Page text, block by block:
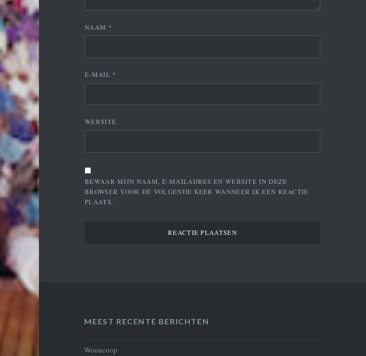
NAAM *
E-MAIL *
WEBSITE
BEWAAR MIJN NAAM, E-MAILADRES EN WEBSITE IN DEZE
BROWSER VOOR DE VOLGENDE KEER WANNEER IK EEN REACTIE
PLAATS.
MEEST RECENTE BERICHTEN
Wooncoop